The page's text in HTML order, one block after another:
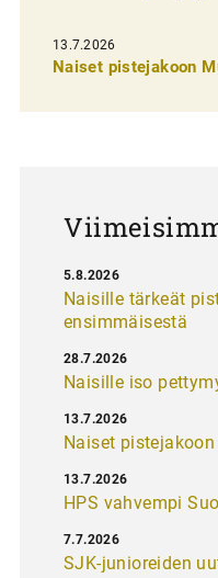
e
13.7.2026
Naiset pistejakoon
Naisille tärkeät
ensimmäisestä
5.8.2026
Naisille iso
28.7.2026
Naiset
13.7.2026
HPS vahvempi
13.7.2026
SJK-junioreiden
7.7.2026